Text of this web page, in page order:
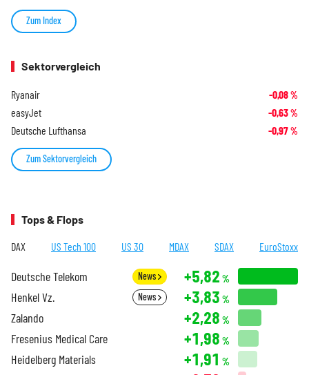
Zum Index
Sektorvergleich
Ryanair -0,08%
easyJet -0,63%
Deutsche Lufthansa -0,97%
Zum Sektorvergleich
Tops & Flops
DAX US Tech 100 US 30 MDAX SDAX EuroStoxx
Deutsche Telekom News +5,82 %
Henkel Vz. News +3,83 %
Zalando +2,28 %
Fresenius Medical Care +1,98 %
Heidelberg Materials +1,91 %